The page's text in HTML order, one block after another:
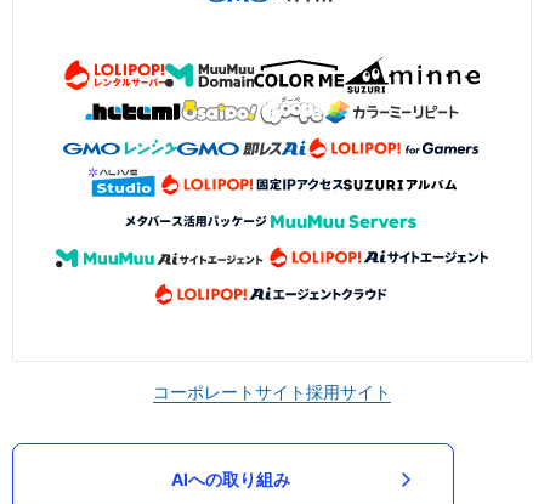
コーポレートサイト採用サイト
AIへの取り組み